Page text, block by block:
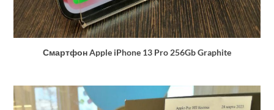
Смартфон Apple iPhone 13 Pro 256Gb Graphite